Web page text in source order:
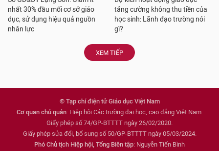
nhất 30% đầu mối cơ sở giáo
dục, sử dụng hiệu quả nguồn
nhân lực
tăng cường không thu tiền của
học sinh: Lãnh đạo trường nói
gì?
XEM TIẾP
© Tạp chí điện tử Giáo dục Việt Nam
Cơ quan chủ quản: Hiệp hội Các trường đại học, cao đẳng Việt Nam.
Giấy phép số 74/GP-BTTTT ngày 26/02/2020.
Giấy phép sửa đổi, bổ sung số 50/GP-BTTTT ngày 05/03/2024.
Phó Chủ tịch Hiệp hội, Tổng Biên tập: Nguyễn Tiến Bình